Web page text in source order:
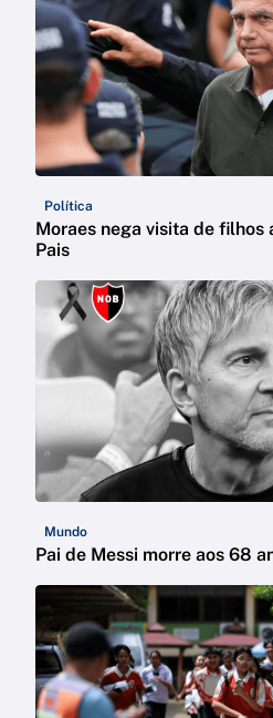
Política
Moraes nega visita de filhos
Pais
Mundo
Pai de Messi morre aos 68